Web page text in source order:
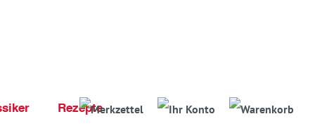
Rezepte